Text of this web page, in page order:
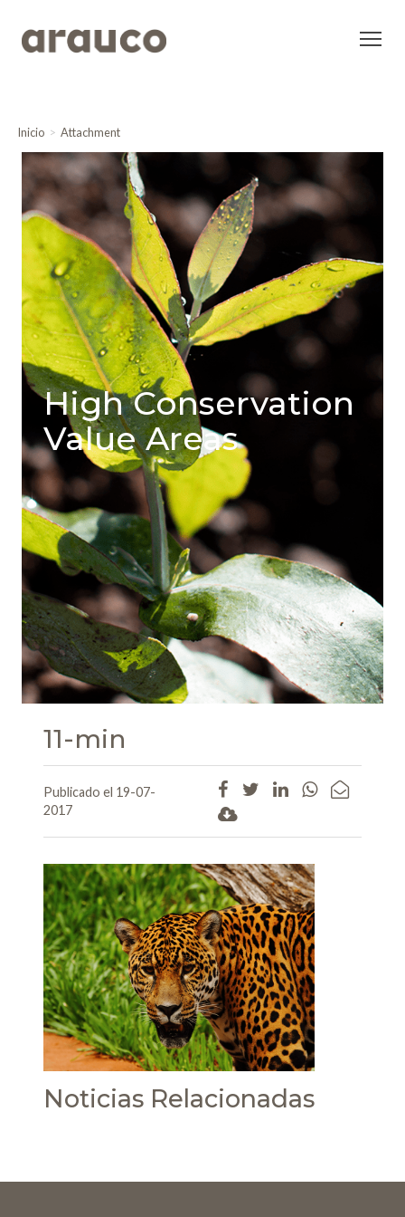
Inicio Attachment
High Conservation
Value Areas
11-min
Publicado el 19-07-
2017
Noticias Relacionadas